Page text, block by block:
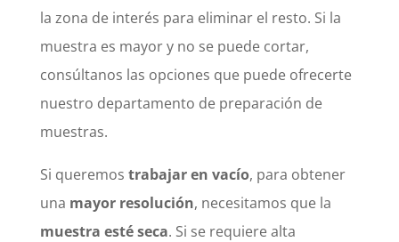
la zona de interés para eliminar el resto. Si la
muestra es mayor y no se puede cortar,
consúltanos las opciones que puede ofrecerte
nuestro departamento de preparación de
muestras.
Si queremos trabajar en vacío, para obtener
una mayor resolución, necesitamos que la
muestra esté seca. Si se requiere alta